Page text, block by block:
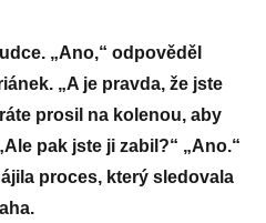
„Ano,“ odpověděl
„A je pravda, že jste
prosil na kolenou, aby
pak jste ji zabil?“ „Ano.“
proces, který sledovala